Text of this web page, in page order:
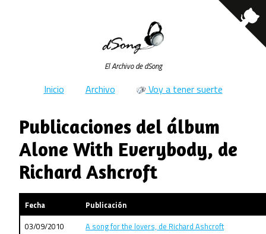
El Archivo de dSong
Inicio Archivo Voy a tener suerte
Publicaciones del álbum
Alone With Everybody, de
Richard Ashcroft
Fecha
Publicación
03/09/2010
A song for the lovers, de Richard Ashcroft